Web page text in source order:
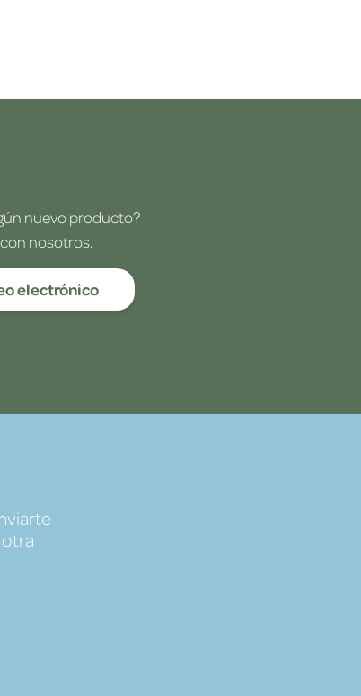
nuevo producto?
nosotros.
electrónico